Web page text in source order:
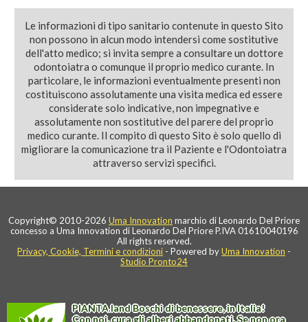
Le informazioni di tipo sanitario contenute in questo Sito
non possono in alcun modo intendersi come sostitutive
dell'atto medico; si invita sempre a consultare un dottore
odontoiatra o comunque il proprio medico curante. In
particolare, le informazioni eventualmente presenti non
costituiscono assolutamente una visita medica ed essere
considerate solo indicative, non impegnative e
assolutamente non sostitutive del parere del proprio
medico curante. Il compito di questo Sito è solo quello di
migliorare la comunicazione tra il Paziente e l'Odontoiatra
attraverso servizi specifici.
Copyright© 2010-2026 Uma Innovation marchio di Leonardo Del Priore
concesso a Uma Innovation di Leonardo Del Priore P.IVA 01610040196
All rights reserved.
Privacy, Cookie, Termini e condizioni - Powered byUma Innovation -
Studio Pronto24
PIANTA.landBoschi di benessere, in Italia!
Con noi, cura gli alberi abbandonati. Se non ora